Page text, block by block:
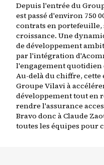
Depuis l'entrée du
est passé d'environ 750
contrats en portefeuille,
croissance. Une
de développement
par l'intégration
l'engagement quotidien
Au-delà du chiffre,
Groupe Vilavi à
développement tout en
rendre l'assurance
Bravo donc à Claude
toutes les équipes pour